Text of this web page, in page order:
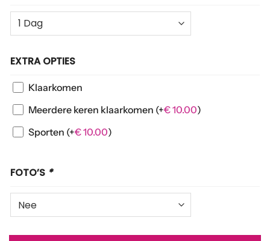
EXTRA OPTIES
Klaarkomen
Meerdere keren klaarkomen (+€10.00)
Sporten (+€10.00)
FOTO’S *